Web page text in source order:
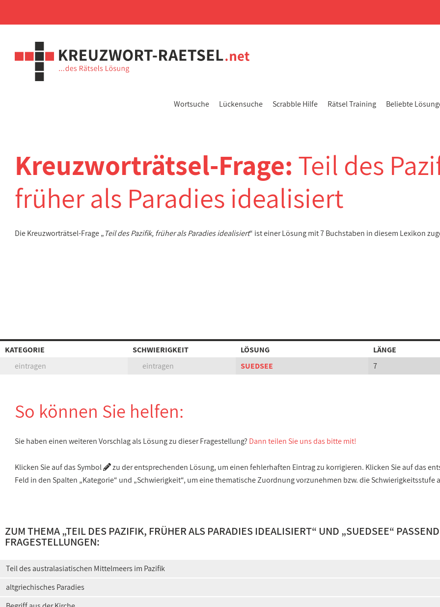
Wortsuche Lückensuche Scrabble Hilfe Rätsel Training Beliebte
Kreuzworträtsel-Frage: Teil des
früher als Paradies idealisiert
Die Kreuzworträtsel-Frage „Teil des Pazifik, früher als Paradies idealisiert“ ist einer Lösung mit 7 Buchstaben in diesem Lexikon
KATEGORIE SCHWIERIGKEIT LÖSUNG
LÄNGE
eintragen
eintragen SUEDSEE 7
So können Sie helfen:
Sie haben einen weiteren Vorschlag als Lösung zu dieser Fragestellung? Dann teilen Sie uns das bitte mit!
Klicken Sie auf das Symbol
zu der entsprechenden Lösung, um einen fehlerhaften Eintrag zu korrigieren. Klicken Sie auf das
Feld in den Spalten „Kategorie“ und „Schwierigkeit“, um eine thematische Zuordnung vorzunehmen bzw. die Schwierigkeitsstufe
ZUM THEMA „TEIL DES PAZIFIK, FRÜHER ALS PARADIES IDEALISIERT“ UND „SUEDSEE“
FRAGESTELLUNGEN:
Teil des australasiatischen Mittelmeers im Pazifik
altgriechisches Paradies